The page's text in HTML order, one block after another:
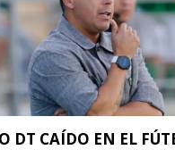
DT CAÍDO EN EL